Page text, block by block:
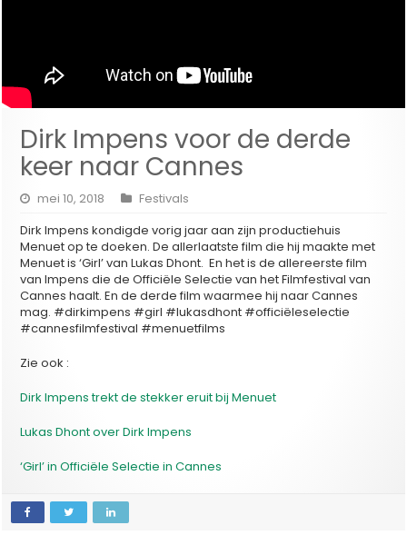
Dirk Impens voor de derde
keer naar Cannes
mei 10, 2018
Festivals
Dirk Impens kondigde vorig jaar aan zijn productiehuis
Menuet op te doeken. De allerlaatste film die hij maakte met
Menuet is ‘Girl’ van Lukas Dhont. En het is de allereerste film
van Impens die de Officiële Selectie van het Filmfestival van
Cannes haalt. En de derde film waarmee hij naar Cannes
mag. #dirkimpens #girl #lukasdhont #officiëleselectie
#cannesfilmfestival #menuetfilms
Zie ook :
Dirk Impens trekt de stekker eruit bij Menuet
Lukas Dhont over Dirk Impens
‘Girl’ in Officiële Selectie in Cannes